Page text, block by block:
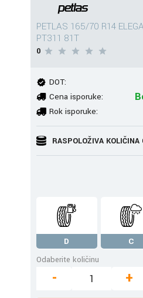
PETLAS 165/70 R14
PT311 81T
0
DOT:
Cena isporuke:
Rok isporuke:
RASPOLOŽIVA KOLIČINA
D C
Odaberite količinu
- +